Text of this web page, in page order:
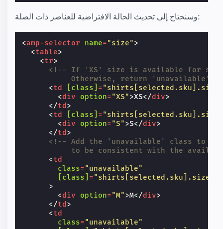
وسنحتاج إلى تحديث الحالة الافتراضية للعناصر ذات الصلة:
<amp-selector name="size">
<table>
<tr>
<!-- If 'XS' size is available for
Otherwise, return 'unavailable'.
<td [class] =
<div option="XS">XS</div>
</td >
<td [class] =
<div option="S">S</div>
</td >
<!-- Add the 'unavailable' class to the
to be consistent with the
<td
class="unavailable"
[class] =
>
<div option="M">M</div>
</td >
<td
class="unavailable"